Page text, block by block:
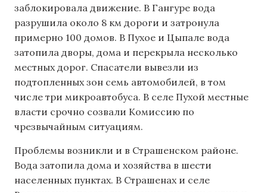
заблокировала движение. В Гангуре вода
разрушила около 8 км дороги и затронула
примерно 100 домов. В Пухое и Цыпале вода
затопила дворы, дома и перекрыла несколько
местных дорог. Спасатели вывезли из
подтопленных зон семь автомобилей, в том
числе три микроавтобуса. В селе Пухой местные
власти срочно созвали Комиссию по
чрезвычайным ситуациям.
Проблемы возникли и в Страшенском районе.
Вода затопила дома и хозяйства в шести
населенных пунктах. В Страшенах и селе